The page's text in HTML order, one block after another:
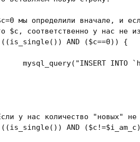
((is_single()) AND ($c==0)) {
				mysql_query(
"INSERT INTO
у нас количество "новых" не
((is_single()) AND